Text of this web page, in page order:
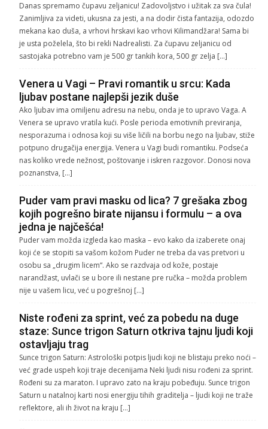
Danas spremamo čupavu zeljanicu! Zadovoljstvo i užitak za sva čula!
Zanimljiva za videti, ukusna za jesti, a na dodir čista fantazija, odozdo
mekana kao duša, a vrhovi hrskavi kao vrhovi Kilimandžara! Sama bi
je usta poželela, što bi rekli Nadrealisti. Za čupavu zeljanicu od
sastojaka potrebno vam je 500 gr tankih kora, 500 gr zelja […]
Venera u Vagi – Pravi romantik u srcu: Kada
ljubav postane najlepši jezik duše
Ako ljubav ima omiljenu adresu na nebu, onda je to upravo Vaga. A
Venera se upravo vratila kući. Posle perioda emotivnih previranja,
nesporazuma i odnosa koji su više ličili na borbu nego na ljubav, stiže
potpuno drugačija energija. Venera u Vagi budi romantiku. Podseća
nas koliko vrede nežnost, poštovanje i iskren razgovor. Donosi nova
poznanstva, […]
Puder vam pravi masku od lica? 7 grešaka zbog
kojih pogrešno birate nijansu i formulu – a ova
jedna je najčešća!
Puder vam možda izgleda kao maska – evo kako da izaberete onaj
koji će se stopiti sa vašom kožom Puder ne treba da vas pretvori u
osobu sa „drugim licem“. Ako se razdvaja od kože, postaje
narandžast, uvlači se u bore ili nestane pre ručka – možda problem
nije u vašem licu, već u pogrešnoj […]
Niste rođeni za sprint, već za pobedu na duge
staze: Sunce trigon Saturn otkriva tajnu ljudi koji
ostavljaju trag
Sunce trigon Saturn: Astrološki potpis ljudi koji ne blistaju preko noći –
već grade uspeh koji traje decenijama Neki ljudi nisu rođeni za sprint.
Rođeni su za maraton. I upravo zato na kraju pobeđuju. Sunce trigon
Saturn u natalnoj karti nosi energiju tihih graditelja – ljudi koji ne traže
reflektore, ali ih život na kraju […]